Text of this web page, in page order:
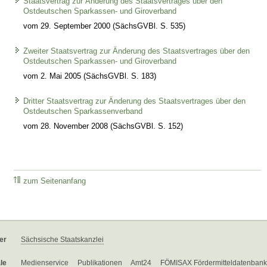
Ostdeutschen Sparkassen- und Giroverband
vom 29. September 2000 (SächsGVBl. S. 535)
Zweiter Staatsvertrag zur Änderung des Staatsvertrages über den
Ostdeutschen Sparkassen- und Giroverband
vom 2. Mai 2005 (SächsGVBl. S. 183)
Dritter Staatsvertrag zur Änderung des Staatsvertrages über den
Ostdeutschen Sparkassenverband
vom 28. November 2008 (SächsGVBl. S. 152)
zum Seitenanfang
Sächsische Staatskanzlei
Medienservice Publikationen Amt24 FÖMISAX Fördermitteldatenbank